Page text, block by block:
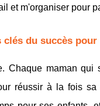
et m'organiser pour
du succès pour
Chaque maman
réussir à la fois